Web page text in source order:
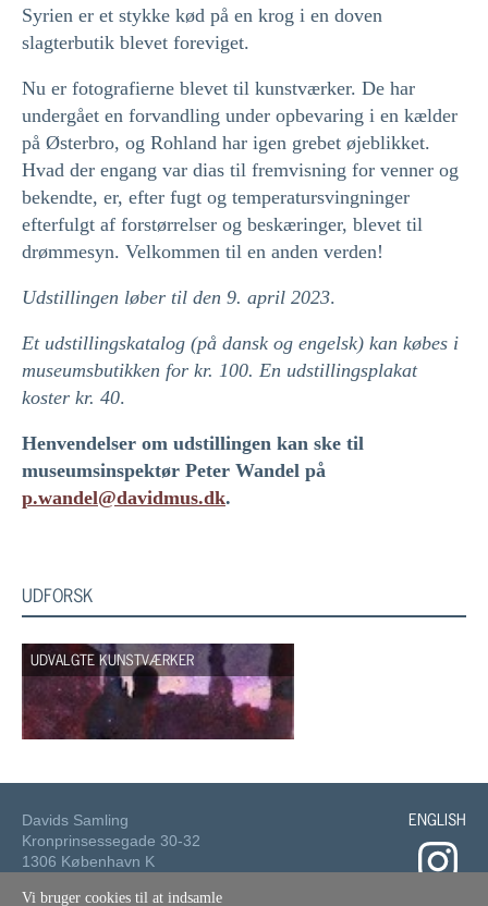
Syrien er et stykke kød på en krog i en doven
slagterbutik blevet foreviget.
Nu er fotografierne blevet til kunstværker. De har
undergået en forvandling under opbevaring i en kælder
på Østerbro, og Rohland har igen grebet øjeblikket.
Hvad der engang var dias til fremvisning for venner og
bekendte, er, efter fugt og temperatursvingninger
efterfulgt af forstørrelser og beskæringer, blevet til
drømmesyn. Velkommen til en anden verden!
Udstillingen løber til den 9. april 2023.
Et udstillingskatalog (på dansk og engelsk) kan købes i
museumsbutikken for kr. 100. En udstillingsplakat
koster kr. 40.
Henvendelser om udstillingen kan ske til
museumsinspektør Peter Wandel på
p.wandel@davidmus.dk.
UDFORSK
UDVALGTE KUNSTVÆRKER
Davids Samling
Kronprinsessegade 30-32
1306 København K
ENGLISH
Vi bruger cookies til at indsamle